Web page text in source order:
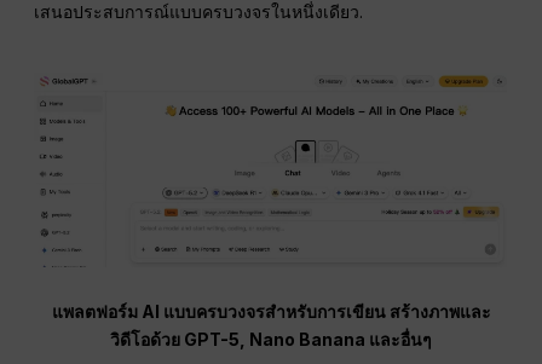
เสนอประสบการณ์แบบครบวงจรในหนึ่งเดียว.
แพลตฟอร์ม AI แบบครบวงจรสำหรับการเขียน สร้างภาพและ
วิดีโอด้วย GPT-5, Nano Banana และอื่นๆ